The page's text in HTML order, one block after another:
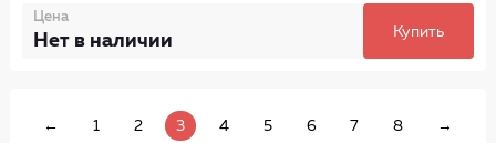
Цена
Нет в наличии Купить
← 1 2 3 4 5 6 7 8 →